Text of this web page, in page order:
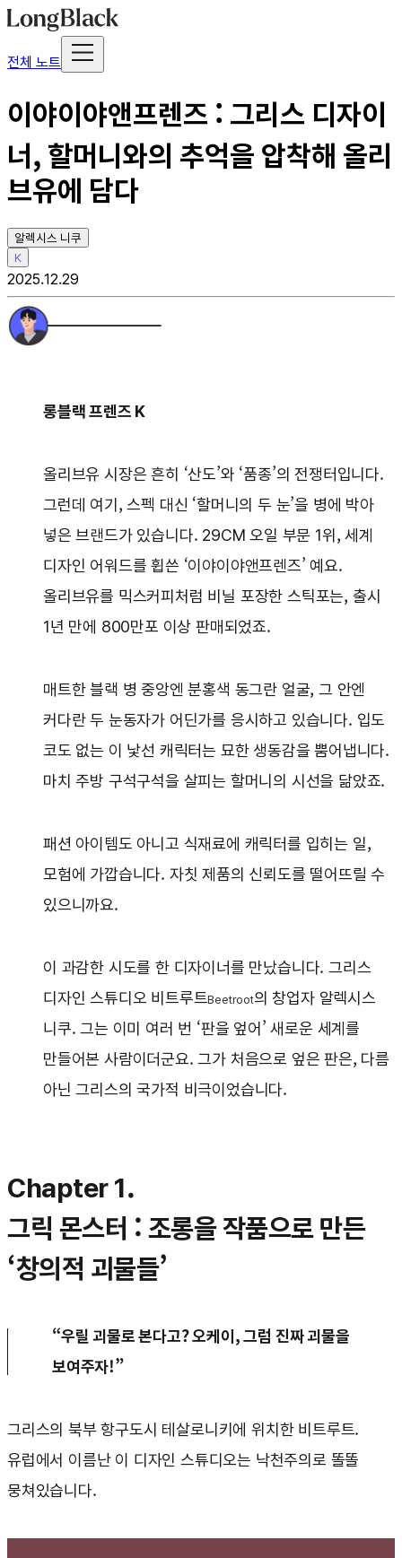
전체 노트
이야이야앤프렌즈 : 그리스 디자이
너, 할머니와의 추억을 압착해 올리
브유에 담다
알렉시스 니쿠
K
2025.12.29
롱블랙 프렌즈 K
올리브유 시장은 흔히 ‘산도’와 ‘품종’의 전쟁터입니다.
그런데 여기, 스펙 대신 ‘할머니의 두 눈’을 병에 박아
넣은 브랜드가 있습니다. 29CM 오일 부문 1위, 세계
디자인 어워드를 휩쓴 ‘이야이야앤프렌즈’ 예요.
올리브유를 믹스커피처럼 비닐 포장한 스틱포는, 출시
1년 만에 800만포 이상 판매되었죠.
매트한 블랙 병 중앙엔 분홍색 동그란 얼굴, 그 안엔
커다란 두 눈동자가 어딘가를 응시하고 있습니다. 입도
코도 없는 이 낯선 캐릭터는 묘한 생동감을 뿜어냅니다.
마치 주방 구석구석을 살피는 할머니의 시선을 닮았죠.
패션 아이템도 아니고 식재료에 캐릭터를 입히는 일,
모험에 가깝습니다. 자칫 제품의 신뢰도를 떨어뜨릴 수
있으니까요.
이 과감한 시도를 한 디자이너를 만났습니다. 그리스
디자인 스튜디오 비트루트Beetroot의 창업자 알렉시스
니쿠. 그는 이미 여러 번 ‘판을 엎어’ 새로운 세계를
만들어본 사람이더군요. 그가 처음으로 엎은 판은, 다름
아닌 그리스의 국가적 비극이었습니다.
Chapter 1.
그릭 몬스터 : 조롱을 작품으로 만든
‘창의적 괴물들’
“우릴 괴물로 본다고? 오케이, 그럼 진짜 괴물을
보여주자!”
그리스의 북부 항구도시 테살로니키에 위치한 비트루트.
유럽에서 이름난 이 디자인 스튜디오는 낙천주의로 똘똘
뭉쳐있습니다.